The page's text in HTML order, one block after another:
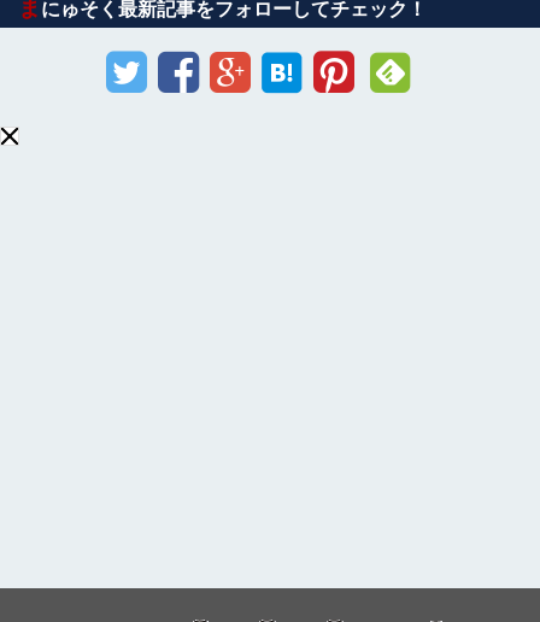
ま にゅそく最新記事をフォローしてチェック！